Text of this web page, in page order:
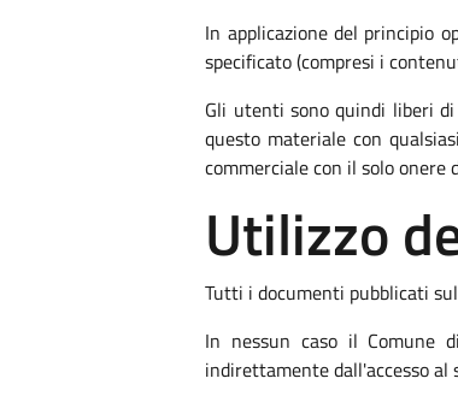
In applicazione del principio
specificato (compresi i
Gli utenti sono quindi liberi
questo materiale con
commerciale con il solo
Utilizzo
Tutti i documenti pubblicati
In nessun caso il Comune
indirettamente dall'accesso al